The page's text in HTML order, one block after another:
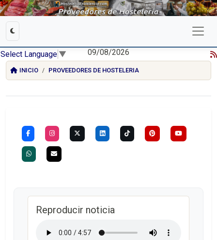
Select Language ▼ 09/08/2026
INICIO PROVEEDORES DE HOSTELERIA
Reproducir noticia